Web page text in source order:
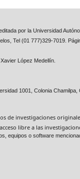
por la Universidad
Tel (01 777)329-7019.
Xavier López Medellín.
1001, Colonia
de investigaciones
libre a las
equipos o software